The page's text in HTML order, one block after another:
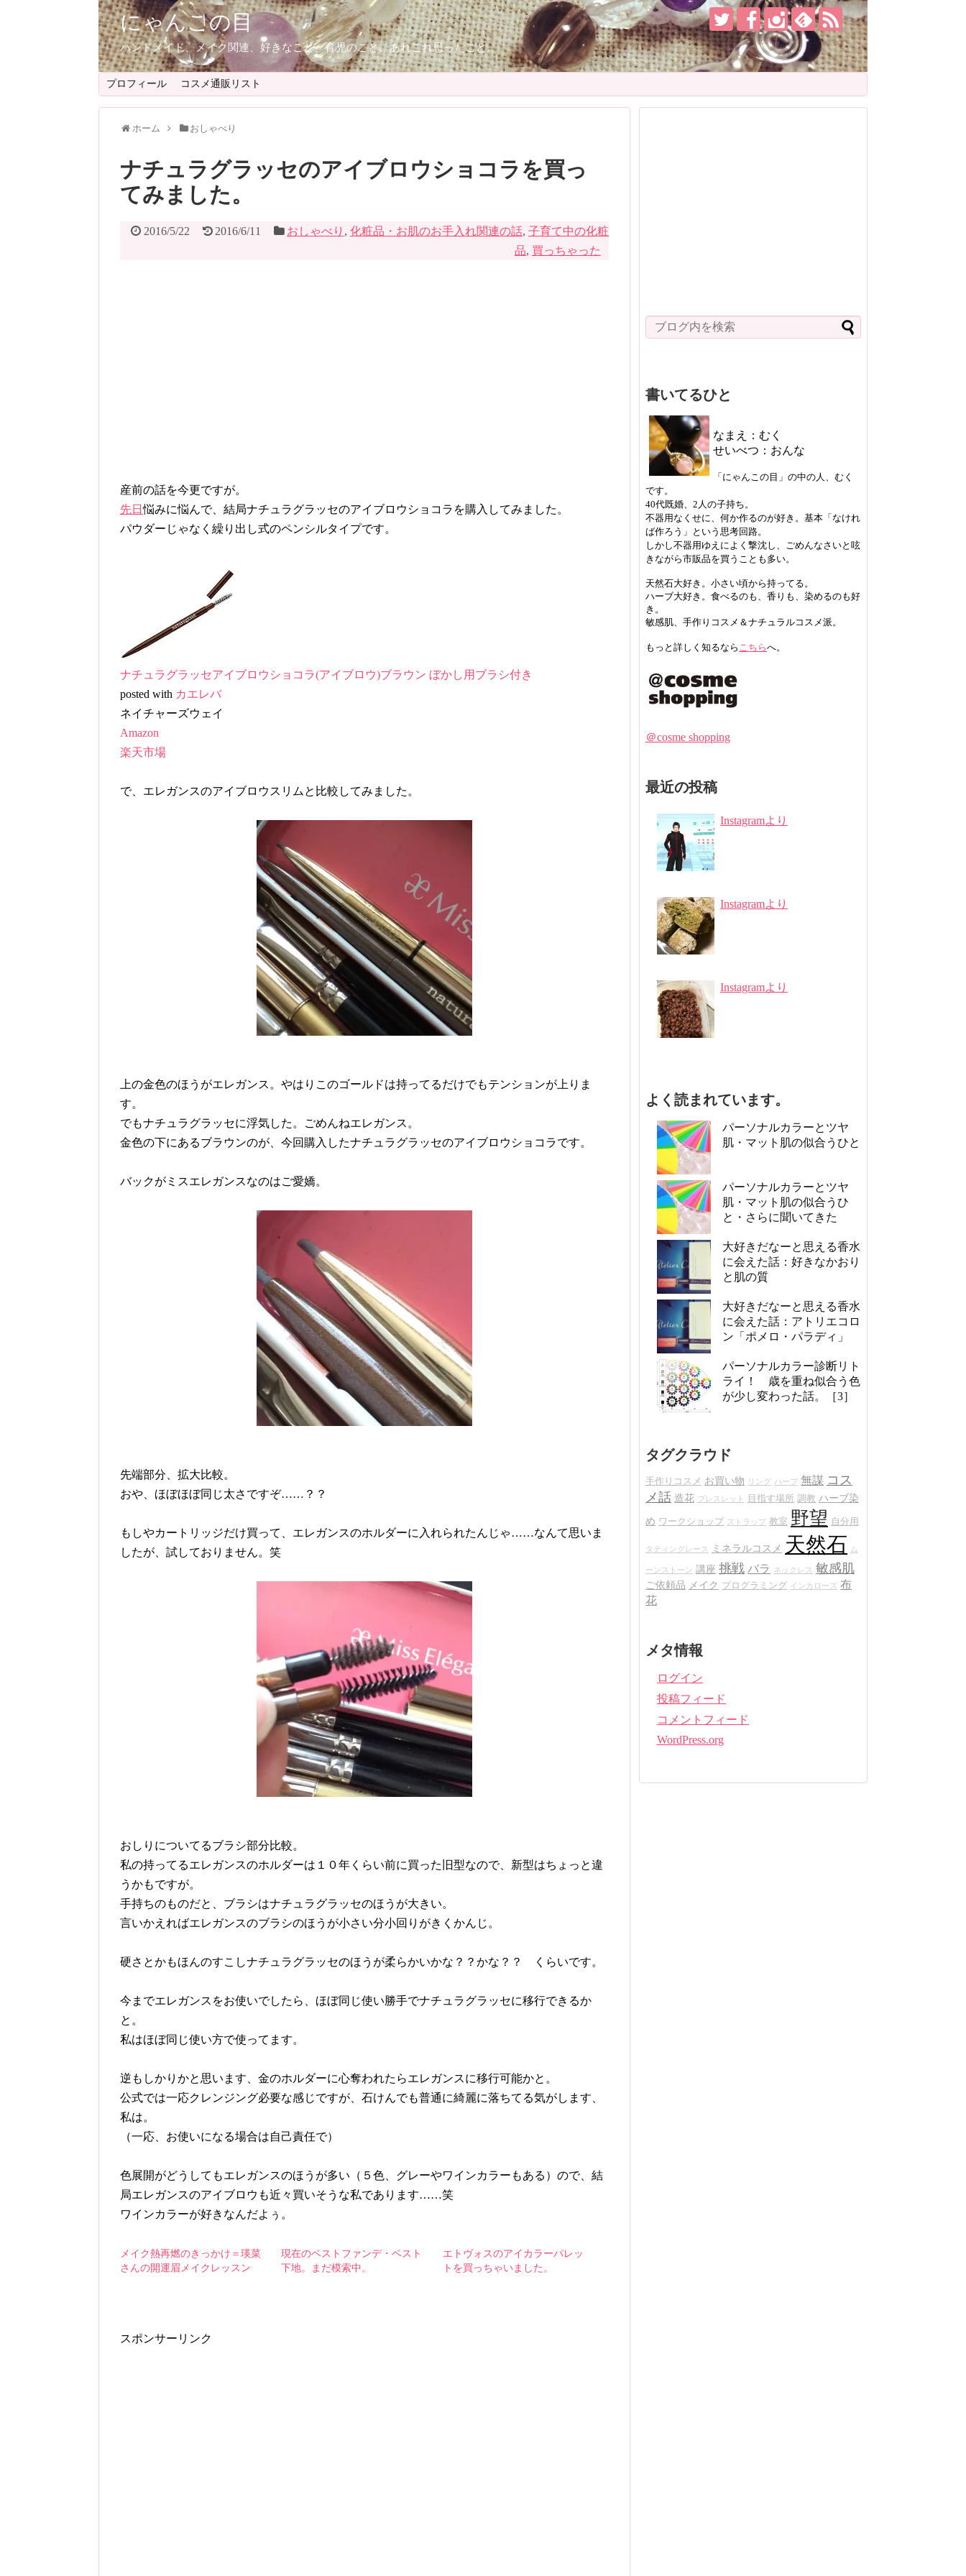
にゃんこの目
ハンドメイド、メイク関連、好きなこと、育児のこと、あれこれ思ったこと。
プロフィール コスメ通販リスト
ホーム おしゃべり
ナチュラグラッセのアイブロウショコラを買っ
てみました。
2016/5/22 2016/6/11 おしゃべり , 化粧品・お肌のお手入れ関連の話, 子育て中の化粧
品, 買っちゃった
産前の話を今更ですが。
先日悩みに悩んで、結局ナチュラグラッセのアイブロウショコラを購入してみました。
パウダーじゃなく繰り出し式のペンシルタイプです。
ナチュラグラッセアイブロウショコラ(アイブロウ)ブラウン ぼかし用ブラシ付き
posted with カエレバ
ネイチャーズウェイ
Amazon
楽天市場
で、エレガンスのアイブロウスリムと比較してみました。
上の金色のほうがエレガンス。やはりこのゴールドは持ってるだけでもテンションが上りま
す。
でもナチュラグラッセに浮気した。ごめんねエレガンス。
金色の下にあるブラウンのが、今回購入したナチュラグラッセのアイブロウショコラです。
バックがミスエレガンスなのはご愛嬌。
先端部分、拡大比較。
おや、ほぼほぼ同じ太さですぞ……？？
もしやカートリッジだけ買って、エレガンスのホルダーに入れられたんじゃ……なんて思いま
したが、試しておりません。笑
おしりについてるブラシ部分比較。
私の持ってるエレガンスのホルダーは１０年くらい前に買った旧型なので、新型はちょっと違
うかもですが。
手持ちのものだと、ブラシはナチュラグラッセのほうが大きい。
言いかえればエレガンスのブラシのほうが小さい分小回りがきくかんじ。
硬さとかもほんのすこしナチュラグラッセのほうが柔らかいかな？？かな？？ くらいです。
今までエレガンスをお使いでしたら、ほぼ同じ使い勝手でナチュラグラッセに移行できるか
と。
私はほぼ同じ使い方で使ってます。
逆もしかりかと思います、金のホルダーに心奪われたらエレガンスに移行可能かと。
公式では一応クレンジング必要な感じですが、石けんでも普通に綺麗に落ちてる気がします、
私は。
（一応、お使いになる場合は自己責任で）
色展開がどうしてもエレガンスのほうが多い（５色、グレーやワインカラーもある）ので、結
局エレガンスのアイブロウも近々買いそうな私であります……笑
ワインカラーが好きなんだよぅ。
メイク熱再燃のきっかけ＝瑛菜
さんの開運眉メイクレッスン
現在のベストファンデ・ベスト
下地。まだ模索中。
エトヴォスのアイカラーパレッ
トを買っちゃいました。
スポンサーリンク
書いてるひと
なまえ：むく
せいべつ：おんな
「にゃんこの目」の中の人、むく
です。
40代既婚、2人の子持ち。
不器用なくせに、何か作るのが好き。基本「なけれ
ば作ろう」という思考回路。
しかし不器用ゆえによく撃沈し、ごめんなさいと呟
きながら市販品を買うことも多い。
天然石大好き。小さい頃から持ってる。
ハーブ大好き。食べるのも、香りも、染めるのも好
き。
敏感肌、手作りコスメ＆ナチュラルコスメ派。
もっと詳しく知るなら こちらへ。
＠cosme shopping
最近の投稿
Instagramより
Instagramより
Instagramより
よく読まれています。
パーソナルカラーとツヤ
肌・マット肌の似合うひと
パーソナルカラーとツヤ
肌・マット肌の似合うひ
と・さらに聞いてきた
大好きだなーと思える香水
に会えた話：好きなかおり
と肌の質
大好きだなーと思える香水
に会えた話：アトリエコロ
ン「ポメロ・パラディ」
パーソナルカラー診断リト
ライ！ 歳を重ね似合う色
が少し変わった話。［3］
タグクラウド
手作りコスメ お買い物 リング ハーブ 無謀 コス
メ話 造花 ブレスレット 目指す場所 調教 ハーブ染
め ワークショップ ストラップ 教室 野望 自分用
タティングレース ミネラルコスメ 天然石 ム
ーンストーン 講座 挑戦 バラ ネックレス 敏感肌
ご依頼品 メイク プログラミング インカローズ 布
花
メタ情報
ログイン
投稿フィード
コメントフィード
WordPress.org